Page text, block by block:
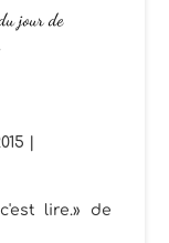
jour de
lire.» de